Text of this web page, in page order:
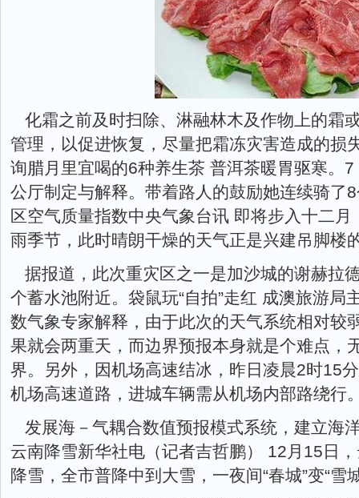
化霜之前及时扫除、淋融林木及作物上的霜
管理，以促进恢复，尽量把霜冻灾害造成的损
询腊月里宜喝的6种养生茶 普洱茶暖胃驱寒。
公厅制定与解释。带着路人的鼓励她连续骑了
区空气质量指数中央气象台讯 即将步入十二
雨季节，此时晴朗干燥的天气正是兴建吊脚楼
据报道，此次重灾区之一是加沙城的谢赫拉
个蓄水池附近。袋鼠玩“自拍”走红 成澳旅游局
数气象专家解释，由于此次的天气系统相对较
果就会两重天，而边界预报本身就是个难点，
界。另外，因机场高速结冰，昨日凌晨2时15
机场高速道路，进城车辆需从机场内部路绕行
发展海－气耦合数值预报模式系统，建立海
云南降雪新华社电（记者吉哲鹏） 12月15日
降雪，全市普降中到大雪，一夜间“春城”变“雪